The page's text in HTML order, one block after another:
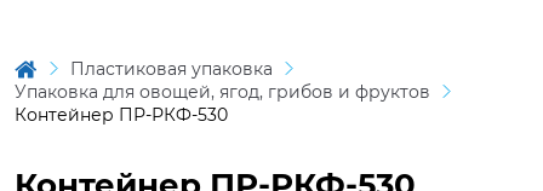
Пластиковая упаковка
Упаковка для овощей, ягод, грибов и фруктов
Контейнер ПР-РКФ-530